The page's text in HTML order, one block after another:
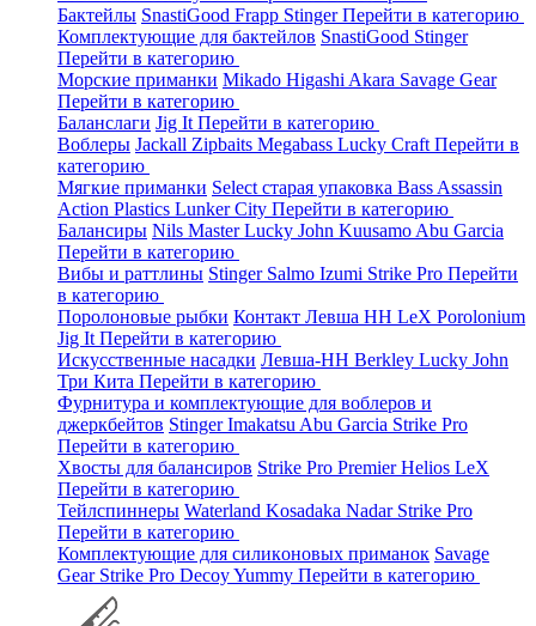
Бактейлы SnastiGood Frapp StingerПерейти в категорию
Комплектующие для бактейлов SnastiGood Stinger
Перейти в категорию
Морские приманки Mikado Higashi Akara Savage Gear
Перейти в категорию
Баланслаги Jig It Перейти в категорию
Воблеры Jackall Zipbaits Megabass Lucky Craft Перейти в
категорию
Мягкие приманки Select старая упаковка Bass Assassin
Action Plastics Lunker City Перейти в категорию
Балансиры Nils MasterLucky John Kuusamo Abu Garcia
Перейти в категорию
Вибы и раттлины Stinger Salmo Izumi Strike Pro Перейти
в категорию
Поролоновые рыбки Контакт Левша НН LeX Porolonium
Jig It Перейти в категорию
Искусственные насадки Левша-НН Berkley Lucky John
Три Кита Перейти в категорию
Фурнитура и комплектующие для воблеров и
джеркбейтов StingerImakatsu Abu Garcia Strike Pro
Перейти в категорию
Хвосты для балансиров Strike Pro PremierHelios LeX
Перейти в категорию
Тейлспиннеры Waterland Kosadaka Nadar Strike Pro
Перейти в категорию
Комплектующие для силиконовых приманок Savage
Gear Strike Pro DecoyYummy Перейти в категорию